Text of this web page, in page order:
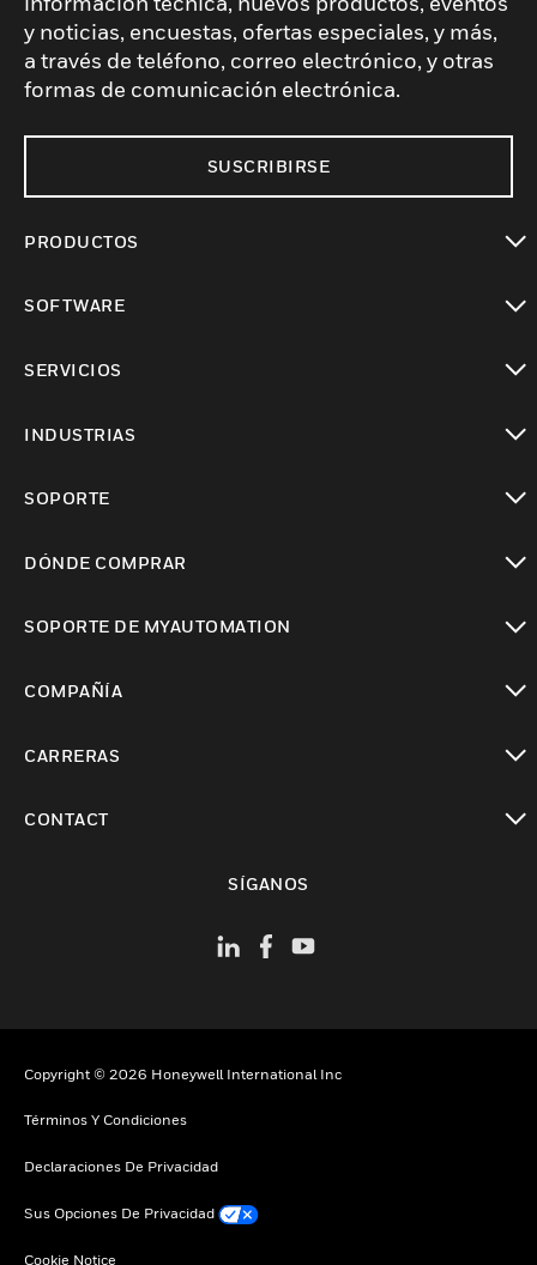
y noticias, encuestas, ofertas especiales, y más,
a través de teléfono, correo electrónico, y otras
formas de comunicación electrónica.
SUSCRIBIRSE
PRODUCTOS
SOFTWARE
SERVICIOS
INDUSTRIAS
SOPORTE
DÓNDE COMPRAR
SOPORTE DE MYAUTOMATION
COMPAÑÍA
CARRERAS
CONTACT
SÍGANOS
Copyright © 2026 Honeywell International Inc
Términos Y Condiciones
Declaraciones De Privacidad
Sus Opciones De Privacidad
Cookie Notice